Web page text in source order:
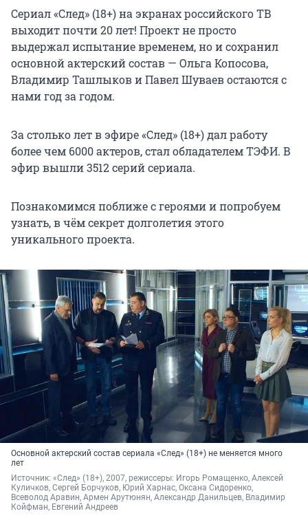
Сериал «След» (18+) на экранах российского ТВ
выходит почти 20 лет! Проект не просто
выдержал испытание временем, но и сохранил
основной актерский состав — Ольга Копосова,
Владимир Ташлыков и Павел Шуваев остаются с
нами год за годом.
За столько лет в эфире «След» (18+) дал работу
более чем 6000 актеров, стал обладателем ТЭФИ. В
эфир вышли 3512 серий сериала.
Познакомимся поближе с героями и попробуем
узнать, в чём секрет долголетия этого
уникального проекта.
Основной актерский состав сериала «След» (18+) не меняется много
лет
Источник: «След» (18+), 2007, режиссеры: Игорь Ромащенко, Алексей
Куличков, Сергей Борчуков, Юрий Харнас, Оксана Сидоренко,
Всеволод Аравин, Армен Арутюнян, Александр Данильцев, Владимир
Койфман, Евгений Андреев